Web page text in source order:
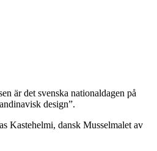
är det svenska nationaldagen på
design”.
Kastehelmi, dansk Musselmalet av